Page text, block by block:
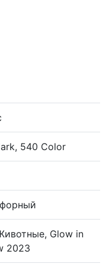
540 Color
Glow in
2023